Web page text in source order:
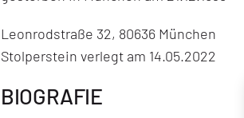
Leonrodstraße 32, 80636 München
Stolperstein verlegt am 14.05.2022
BIOGRAFIE